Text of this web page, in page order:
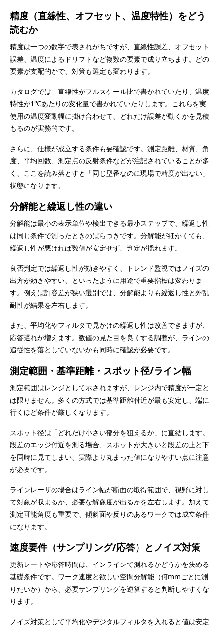
精度（直線性、オフセット、温度特性）をどう
読むか
精度は一つの数字で表されがちですが、直線性誤差、オフセット
誤差、温度によるドリフトなど複数の要素で成り立ちます。どの
要素が支配的かで、対策も選定も変わります。
カタログでは、直線性がフルスケール比で書かれていたり、温度
特性が1℃あたりの変化量で書かれていたりします。これらを実
使用の温度変動幅に掛け合わせて、どれだけ誤差が動くかを見積
もるのが実務的です。
さらに、仕様が成立する条件も要確認です。測定距離、材質、角
度、平均回数、測定点の反射条件などが注記されていることが多
く、ここを読み落とすと「同じ型番なのに現場で精度が出ない」
状態になります。
分解能と繰返し性の違い
分解能は最小の表示単位や検出できる最小ステップで、繰返し性
は同じ条件で測ったときのばらつきです。分解能が細かくても、
繰返し性が悪ければ数値が安定せず、判定が揺れます。
良否判定では繰返し性が効きやすく、トレンド監視ではノイズの
出方が効きやすい、といったように用途で重要指標は変わりま
す。例えば許容差が狭い選別では、分解能よりも繰返し性と外乱
耐性が結果を左右します。
また、平均化やフィルタで見かけの繰返し性は改善できますが、
応答遅れが増えます。数値の見た目を良くする調整が、ラインの
追従性を落としていないかも同時に確認が必要です。
測定範囲・基準距離・スポット径/ライン幅
測定範囲はレンジとして示されますが、レンジ内で精度が一定と
は限りません。多くの方式では基準距離付近が最も安定し、端に
行くほど条件が厳しくなります。
スポット径は「どれだけ小さい部分を狙えるか」に直結します。
段差のエッジ付近を測る場合、スポットが大きいと段差の上と下
を同時に見てしまい、実際より丸まった値になりやすい点に注意
が必要です。
ラインレーザの場合はライン幅が断面の取得範囲で、視野に対し
て対象が収まるか、必要な解像度が出るかを左右します。加えて
測定可能角度も重要で、傾斜面や反りのあるワークでは成立条件
になります。
速度要件（サンプリング/応答）とノイズ対策
更新レートや応答時間は、インラインで測れるかどうかを決める
基礎条件です。ワーク速度と欲しい空間分解能（何mmごとに測
りたいか）から、必要サンプリングを逆算すると判断しやすくな
ります。
ノイズ対策として平均化やデジタルフィルタを入れると値は安定